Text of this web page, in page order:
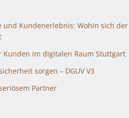
und Kundenerlebnis: Wohin sich der
Kunden im digitalen Raum Stuttgart
sorgen – DGUV V3
Partner